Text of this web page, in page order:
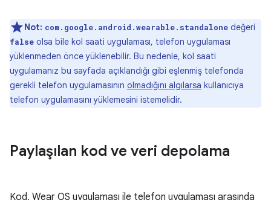
Not: com.google.android.wearable.standalone değeri
false olsa bile kol saati uygulaması, telefon uygulaması
yüklenmeden önce yüklenebilir. Bu nedenle, kol saati
uygulamanız bu sayfada açıklandığı gibi eşlenmiş telefonda
gerekli telefon uygulamasının olmadığını algılarsa kullanıcıya
telefon uygulamasını yüklemesini istemelidir.
Paylaşılan kod ve veri depolama
Kod, Wear OS uygulaması ile telefon uygulaması arasında